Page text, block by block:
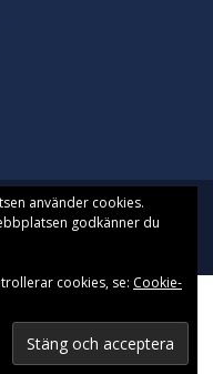
använder cookies.
godkänner du
cookies, se: Cookie-